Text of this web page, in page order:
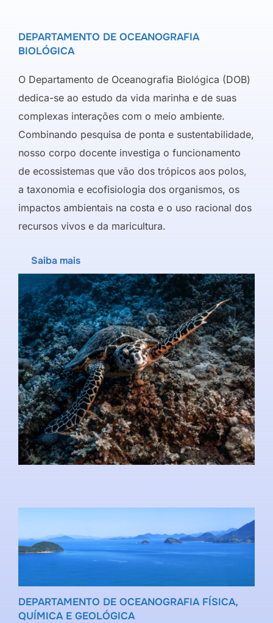
DEPARTAMENTO DE OCEANOGRAFIA
BIOLÓGICA
O Departamento de Oceanografia Biológica (DOB)
dedica-se ao estudo da vida marinha e de suas
complexas interações com o meio ambiente.
Combinando pesquisa de ponta e sustentabilidade,
nosso corpo docente investiga o funcionamento
de ecossistemas que vão dos trópicos aos polos,
a taxonomia e ecofisiologia dos organismos, os
impactos ambientais na costa e o uso racional dos
recursos vivos e da maricultura.
Saiba mais
DEPARTAMENTO DE OCEANOGRAFIA FÍSICA,
QUÍMICA E GEOLÓGICA